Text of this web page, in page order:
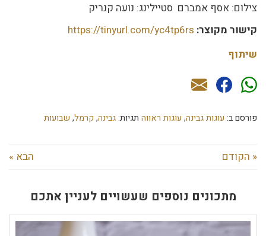
צילום: אסף אמברם סטיילינג: נועה קנריק
קישור מקוצר: https://tinyurl.com/yc4tp6rs
שיתוף
פורסם ב: עוגות גבינה, עוגות ראווה תגיות:גבינה, קרמל, שבועות
« הקודם הבא »
מתכונים נוספים שעשויים לעניין אתכם